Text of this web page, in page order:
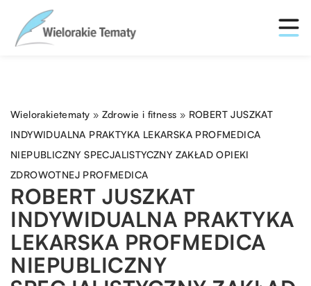
Wielorakietematy » Zdrowie i fitness » ROBERT JUSZKAT
INDYWIDUALNA PRAKTYKA LEKARSKA PROFMEDICA
NIEPUBLICZNY SPECJALISTYCZNY ZAKŁAD OPIEKI
ZDROWOTNEJ PROFMEDICA
ROBERT JUSZKAT
INDYWIDUALNA PRAKTYKA
LEKARSKA PROFMEDICA
NIEPUBLICZNY